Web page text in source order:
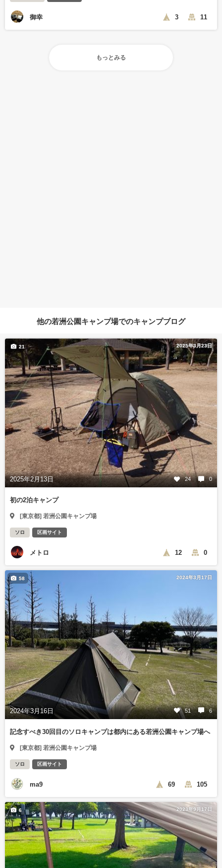
御幸 3 11
もっとみる
他の若洲公園キャンプ場でのキャンプブログ
2025年3月23日
2025年2月13日 24 0
21
初の2泊キャンプ
[東京都] 若洲公園キャンプ場
ソロ 区画サイト
メトロ 12 0
2024年3月17日
2024年3月16日 51 6
58
記念すべき30回目のソロキャンプは都内にある若洲公園キャンプ場へ
[東京都] 若洲公園キャンプ場
ソロ 区画サイト
ma9 69 105
2023年9月17日
6